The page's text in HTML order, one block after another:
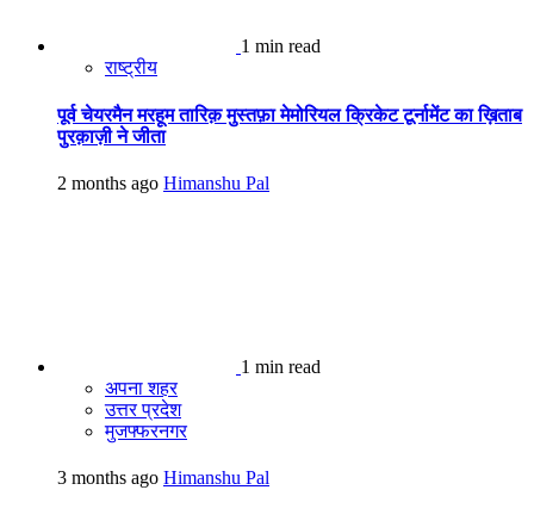
1 min read
राष्ट्रीय
पूर्व चेयरमैन मरहूम तारिक़ मुस्तफ़ा मेमोरियल क्रिकेट टूर्नामेंट का ख़िताब
पुरक़ाज़ी ने जीता
2 months ago Himanshu Pal
1 min read
अपना शहर
उत्तर प्रदेश
मुजफ्फरनगर
3 months ago Himanshu Pal